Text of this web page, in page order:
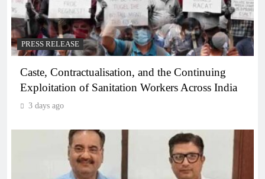
PRESS RELEASE
Caste, Contractualisation, and the Continuing
Exploitation of Sanitation Workers Across India
3 days ago